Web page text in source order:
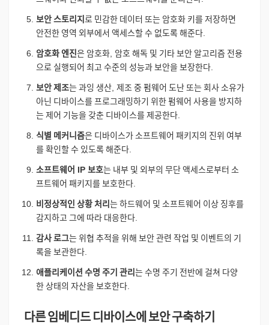
보안스토리지 로 민감한 데이터 또는 암호화 키를저장하면
안전한 영역 외부에서 액세스할수 없도록해준다.
암호화엔진은 암호화, 암호해독 및 기타보안 알고리즘 전용
으로 실행되어 최고수준의 성능과보안을보장한다.
보안제조는과잉 생산, 제조중펌웨어 도난또는회사소유가
아닌 디바이스를프로그래밍하기 위한펌웨어 사용을 방지하
는제어 기능을 갖춘 디바이스를제공한다.
식별 메커니즘은 디바이스가소프트웨어 패키지의 진위 여부
를확인할수 있도록해준다.
소프트웨어 IP 보호는 내부 및 외부의 무단액세스로부터 소
프트웨어 패키지를보호한다.
비정상적인 상황처리는하드웨어 및 소프트웨어 이상 징후를
감지하고그에 따라 대응한다.
감사로그는위협 추적을위해 보안관련 작업 및 이벤트의 기
록을보관한다.
애플리케이션 수명 주기 관리는수명 주기 전반에 걸쳐 다양
한상태의 자산을보호한다.
다른임베디드 디바이스에 보안구축하기